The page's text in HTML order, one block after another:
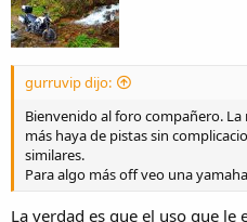
gurruvip dijo:
Bienvenido al foro compañero.
más haya de pistas sin
similares.
Para algo más off veo una
La verdad es que el uso que